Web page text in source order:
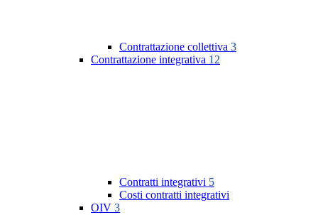
Contrattazione collettiva 3
Contrattazione integrativa 12
Contratti integrativi 5
Costi contratti integrativi
OIV 3